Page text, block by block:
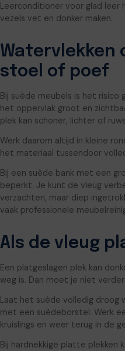
Leerconditioner voor glad leer
vezels vet en donker maken.
Watervlekken
stoel of poef
Bij suède meubels is het
het oppervlak groot en
plek kan schoner, lichter of
Werk daarom altijd in kleine
het materiaal tussendoor
Bij een suède bank met een
beperkt. Je kunt de vleug
verzachten, maar diep
vaak professionele
Als de vleug
Een platgeslagen plek kan
weg is. Dan moet je niet
Laat het suède volledig droog
met een suèdeborstel. Werk
kruislings en weer terug in de
Bij hardnekkige platte plekken